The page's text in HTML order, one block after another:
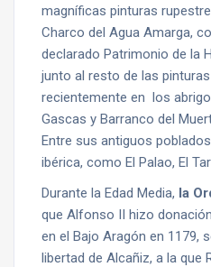
magníficas pinturas
Charco del Agua Amarga,
declarado Patrimonio de la
junto al resto de las
recientemente en los
Gascas y Barranco del
Entre sus antiguos
ibérica, como El Palao, El
Durante la Edad Media, la
que Alfonso II hizo
en el Bajo Aragón en 1179,
libertad de Alcañiz, a la que